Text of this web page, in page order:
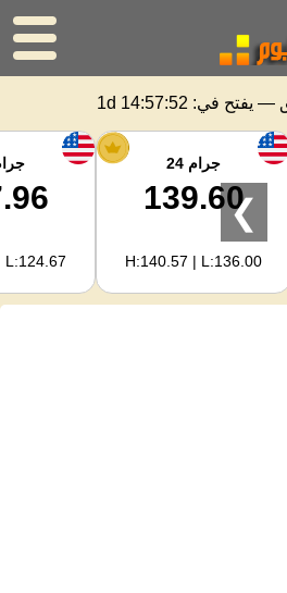
الرئيسية
سعر الذهب
اسعار الفضه
حاسبة الذهب
— يفتح في: 1d 14:57:52
جرام 24
139.60
H:140.57 | L:136.00
L:124.67
❯